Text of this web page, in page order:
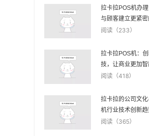
拉卡拉POS机办
与顾客建立更紧密
阅读（233）
拉卡拉POS机：
技，让商业更加智
阅读（418）
拉卡拉的公司文
机行业技术创新趋
阅读（365）